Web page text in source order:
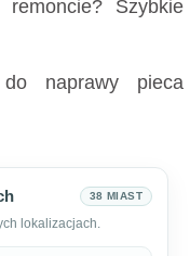
Szybkie
do naprawy pieca
38 MIAST
lokalizacjach.